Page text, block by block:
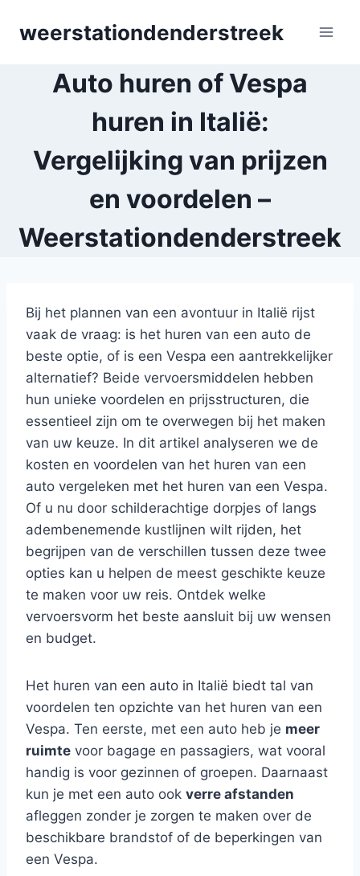
weerstationdenderstreek
Auto huren of Vespa
huren in Italië:
Vergelijking van prijzen
en voordelen –
Weerstationdenderstreek
Bij het plannen van een avontuur in Italië rijst
vaak de vraag: is het huren van een auto de
beste optie, of is een Vespa een aantrekkelijker
alternatief? Beide vervoersmiddelen hebben
hun unieke voordelen en prijsstructuren, die
essentieel zijn om te overwegen bij het maken
van uw keuze. In dit artikel analyseren we de
kosten en voordelen van het huren van een
auto vergeleken met het huren van een Vespa.
Of u nu door schilderachtige dorpjes of langs
adembenemende kustlijnen wilt rijden, het
begrijpen van de verschillen tussen deze twee
opties kan u helpen de meest geschikte keuze
te maken voor uw reis. Ontdek welke
vervoersvorm het beste aansluit bij uw wensen
en budget.
Het huren van een auto in Italië biedt tal van
voordelen ten opzichte van het huren van een
Vespa. Ten eerste, met een auto heb je meer
ruimte voor bagage en passagiers, wat vooral
handig is voor gezinnen of groepen. Daarnaast
kun je met een auto ook verre afstanden
afleggen zonder je zorgen te maken over de
beschikbare brandstof of de beperkingen van
een Vespa.